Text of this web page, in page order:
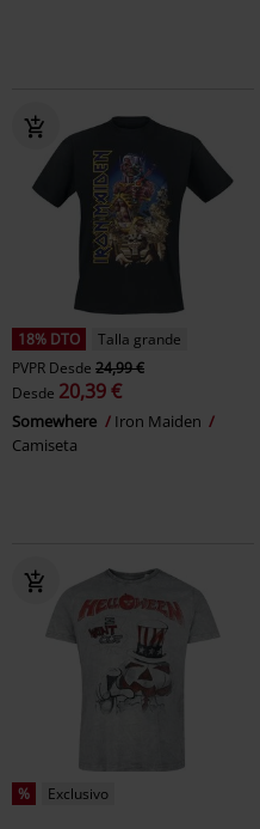
18% DTO
Talla grande
PVPR Desde 24,99 €
Desde 20,39 €
Somewhere
Iron Maiden
Camiseta
% Exclusivo